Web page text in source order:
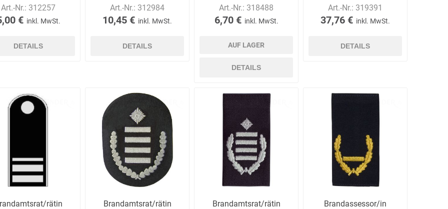
Art.-Nr.: 312257
€ inkl. MwSt.
DETAILS
Art.-Nr.: 312984
10,45 € inkl. MwSt.
DETAILS
Art.-Nr.: 318488
6,70 € inkl. MwSt.
AUF LAGER
DETAILS
Art.-Nr.: 319391
37,76 € inkl. MwSt.
DETAILS
rätin Brandamtsrat/rätin Brandamtsrat/rätin Brandassessor/in